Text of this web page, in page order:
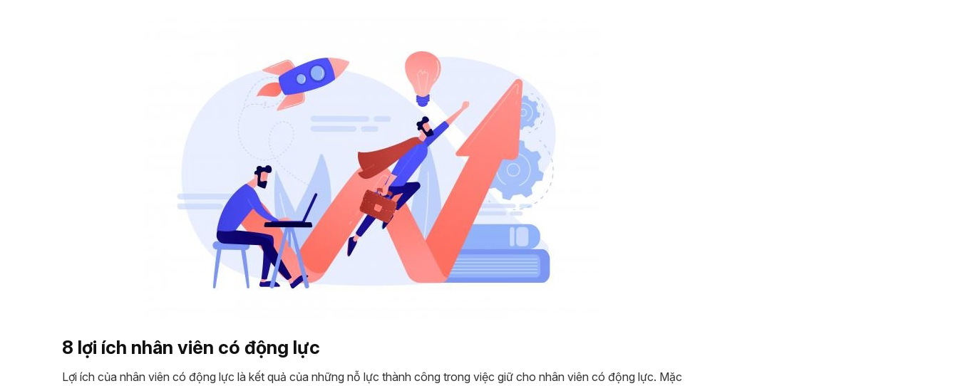
8 lợi ích nhân viên có động lực
Lợi ích của nhân viên có động lực là kết quả của những nỗ lực thành công trong việc giữ cho nhân viên có động lực. Mặc